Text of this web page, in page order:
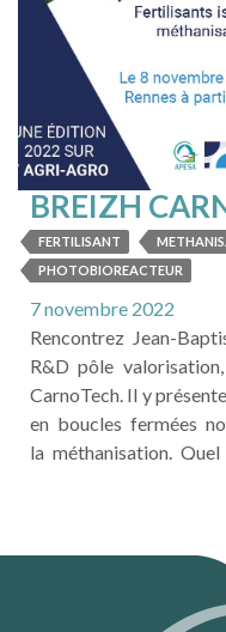
BREIZH
NOVEMBRE
FERTILISANT
PHOTOBIOREACTEUR
7 novembre 2022
Rencontrez Jean-
R&D pôle
CarnoTech. Il y
en boucles fermées
la méthanisation.
l'évènement Breizh
travaux
filière de pyrolyse,